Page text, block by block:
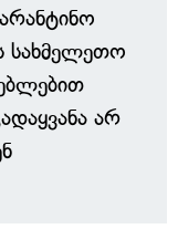
სახმელეთო
არ